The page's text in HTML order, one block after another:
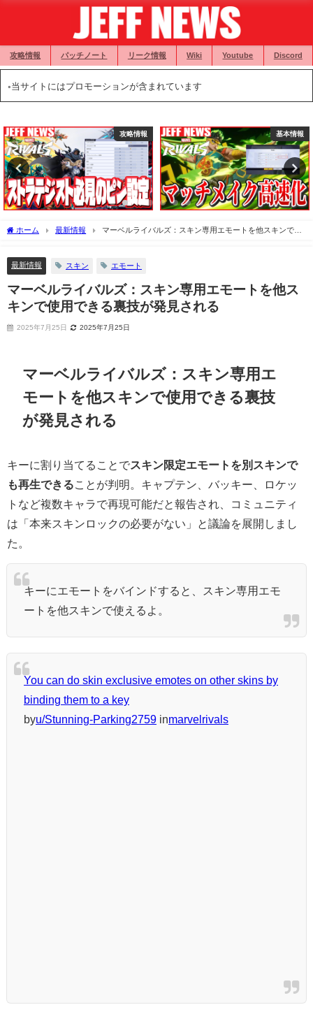
攻略情報 パッチノート リーク情報 Wiki Youtube Discord
◦当サイトにはプロモーションが含まれています
攻略情報 基本情報
ホーム 最新情報
マーベルライバルズ：スキン専用エモートを他スキンで使
最新情報 スキン エモート
マーベルライバルズ：スキン専用エモートを他ス
キンで使用できる裏技が発見される
2025年7月25日 2025年7月25日
マーベルライバルズ：スキン専用エ
モートを他スキンで使用できる裏技
が発見される
キーに割り当てることでスキン限定エモートを別スキンで
も再生できることが判明。キャプテン、バッキー、ロケッ
トなど複数キャラで再現可能だと報告され、コミュニティ
は「本来スキンロックの必要がない」と議論を展開しまし
た。
キーにエモートをバインドすると、スキン専用エモ
ートを他スキンで使えるよ。
You can do skin exclusive emotes on other skins by
binding them to a key
byu/Stunning-Parking2759 inmarvelrivals